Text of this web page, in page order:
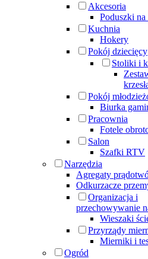
Akcesoria
Poduszki na
Kuchnia
Hokery
Pokój dziecięcy
Stoliki i
Pokój
Biurka
Pracownia
Fotele
Salon
Szafki RTV
Narzędzia
Agregaty
Odkurzacze
Organizacja i
przechowywanie
Wieszaki
Przyrządy
Mierniki i
Ogród